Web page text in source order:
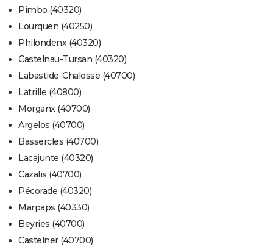
Pimbo (40320)
Lourquen (40250)
Philondenx (40320)
Castelnau-Tursan (40320)
Labastide-Chalosse (40700)
Latrille (40800)
Morganx (40700)
Argelos (40700)
Bassercles (40700)
Lacajunte (40320)
Cazalis (40700)
Pécorade (40320)
Marpaps (40330)
Beyries (40700)
Castelner (40700)